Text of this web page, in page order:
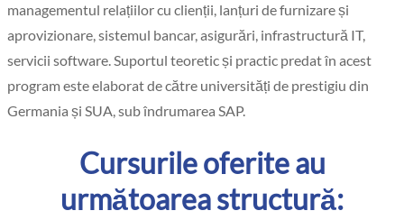
managementul relațiilor cu clienții, lanțuri de furnizare și
aprovizionare, sistemul bancar, asigurări, infrastructură IT,
servicii software. Suportul teoretic și practic predat în acest
program este elaborat de către universități de prestigiu din
Germania și SUA, sub îndrumarea SAP.
Cursurile oferite au
următoarea structură: